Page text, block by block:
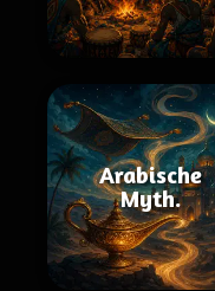
Arabische
Myth.